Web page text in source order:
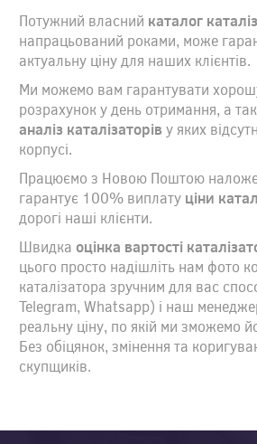
Потужний власний каталог
напрацьований роками, може
актуальну ціну для наших клієнтів.
Ми можемо вам гарантувати
розрахунок у день отримання, а
аналіз каталізаторіву яких
корпусі.
Працюємо з Новою Поштою
гарантує 100% виплату ціни
дорогі наші клієнти.
Швидкаоцінка вартості
цього просто надішліть нам фото
каталізатора зручним для вас
Telegram, Whatsapp) і наш
реальну ціну, по якій ми зможемо
Без обіцянок, змінення та
скупщиків.